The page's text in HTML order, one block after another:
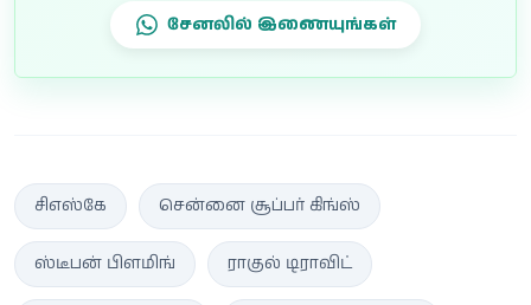
சேனலில் இணையுங்கள்
சிஎஸ்கே சென்னை சூப்பர் கிங்ஸ்
ஸ்டீபன் பிளமிங் ராகுல் டிராவிட்